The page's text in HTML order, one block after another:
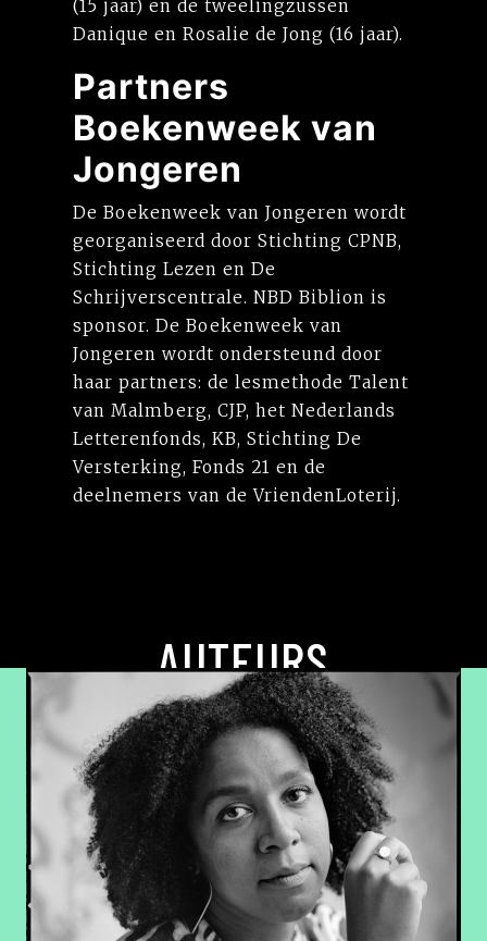
(15 jaar) en de tweelingzussen
Danique en Rosalie de Jong (16 jaar).
Partners
Boekenweek van
Jongeren
De Boekenweek van Jongeren wordt
georganiseerd door Stichting CPNB,
Stichting Lezen en De
Schrijverscentrale. NBD Biblion is
sponsor. De Boekenweek van
Jongeren wordt ondersteund door
haar partners: de lesmethode Talent
van Malmberg, CJP, het Nederlands
Letterenfonds, KB, Stichting De
Versterking, Fonds 21 en de
deelnemers van de VriendenLoterij.
AUTEURS